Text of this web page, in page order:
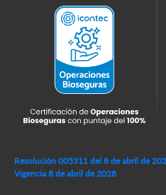
Resolución 005311 del 8 de abril de
Vigencia 8 de abril de 2028